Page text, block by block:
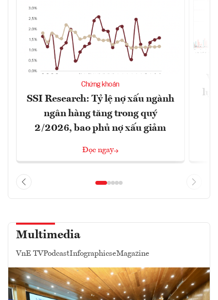
Chứng khoán
SSI Research: Tỷ lệ nợ xấu ngành
ngân hàng tăng trong quý
2/2026, bao phủ nợ xấu giảm
Đọc ngay
lực
Multimedia
VnE TVPodcastInfographicseMagazine